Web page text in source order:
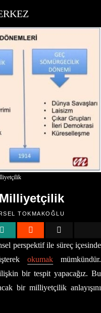
TOKMAKOĞLU
perspektif ile süreç içesinde
okumak mümkündür.
bir tespit yapacağız. Bu
bir milliyetçilik anlayışını